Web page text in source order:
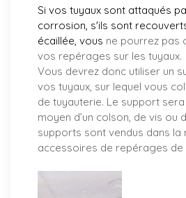
Si vos tuyaux sont attaqués
corrosion, s'ils sont
écaillée, vous ne pourrez pas
vos repérages sur les tuyaux.
Vous devrez donc utiliser un
vos tuyaux, sur lequel vous
de tuyauterie. Le support
moyen d’un colson, de vis ou
supports sont vendus dans la
accessoires de repérages de